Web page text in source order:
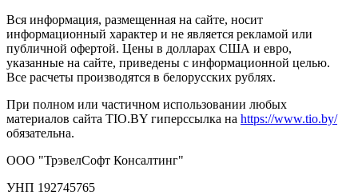
Вся информация, размещенная на сайте, носит
информационный характер и не является рекламой или
публичной офертой. Цены в долларах США и евро,
указанные на сайте, приведены с информационной целью.
Все расчеты производятся в белорусских рублях.
При полном или частичном использовании любых
материалов сайта TIO.BY гиперссылка на https://www.tio.by/
обязательна.
ООО "ТрэвелСофт Консалтинг"
УНП 192745765